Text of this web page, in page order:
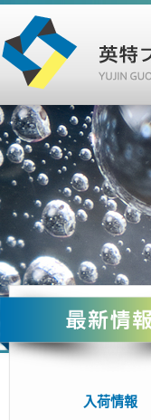
入荷情報